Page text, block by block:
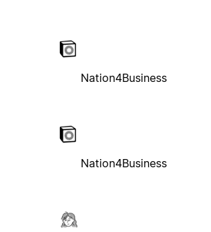
Nation4Business
Nation4Business